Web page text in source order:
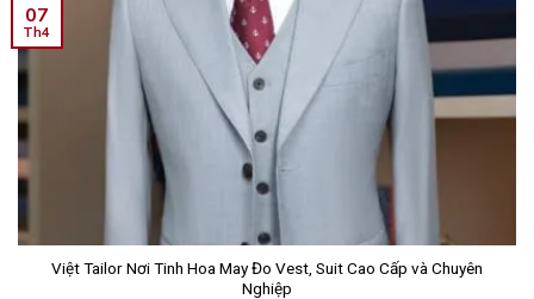
Việt Tailor Nơi Tinh Hoa May Đo Vest, Suit Cao Cấp và Chuyên
Nghiệp
07
Th4